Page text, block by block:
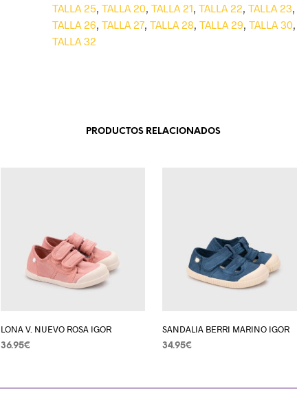
TALLA 25 TALLA 20 TALLA 21 TALLA 22 TALLA 23
TALLA 26 TALLA 27 TALLA 28 TALLA 29 TALLA 30
TALLA 32
PRODUCTOS RELACIONADOS
LONA V. NUEVO ROSA IGOR
36.95€
SANDALIA BERRI MARINO IGOR
34.95€